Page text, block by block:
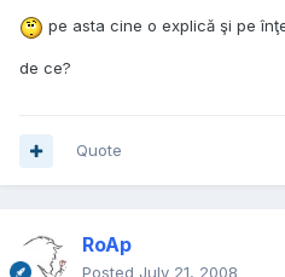
pe asta cine o explică şi pe
de ce?
Quote
RoAp
Posted July 21, 2008